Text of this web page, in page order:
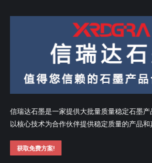
信瑞达石墨是一家提供大批量质量稳定石墨
以核心技术为合作伙伴提供稳定质量的产品和
获取免费方案!